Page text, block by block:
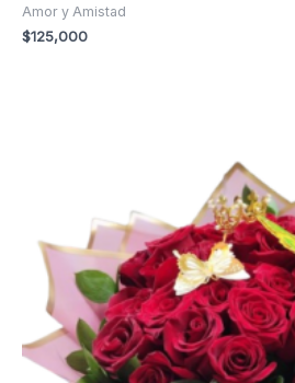
Amor y Amistad
$125,000